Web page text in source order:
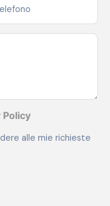
Policy
alle mie richieste